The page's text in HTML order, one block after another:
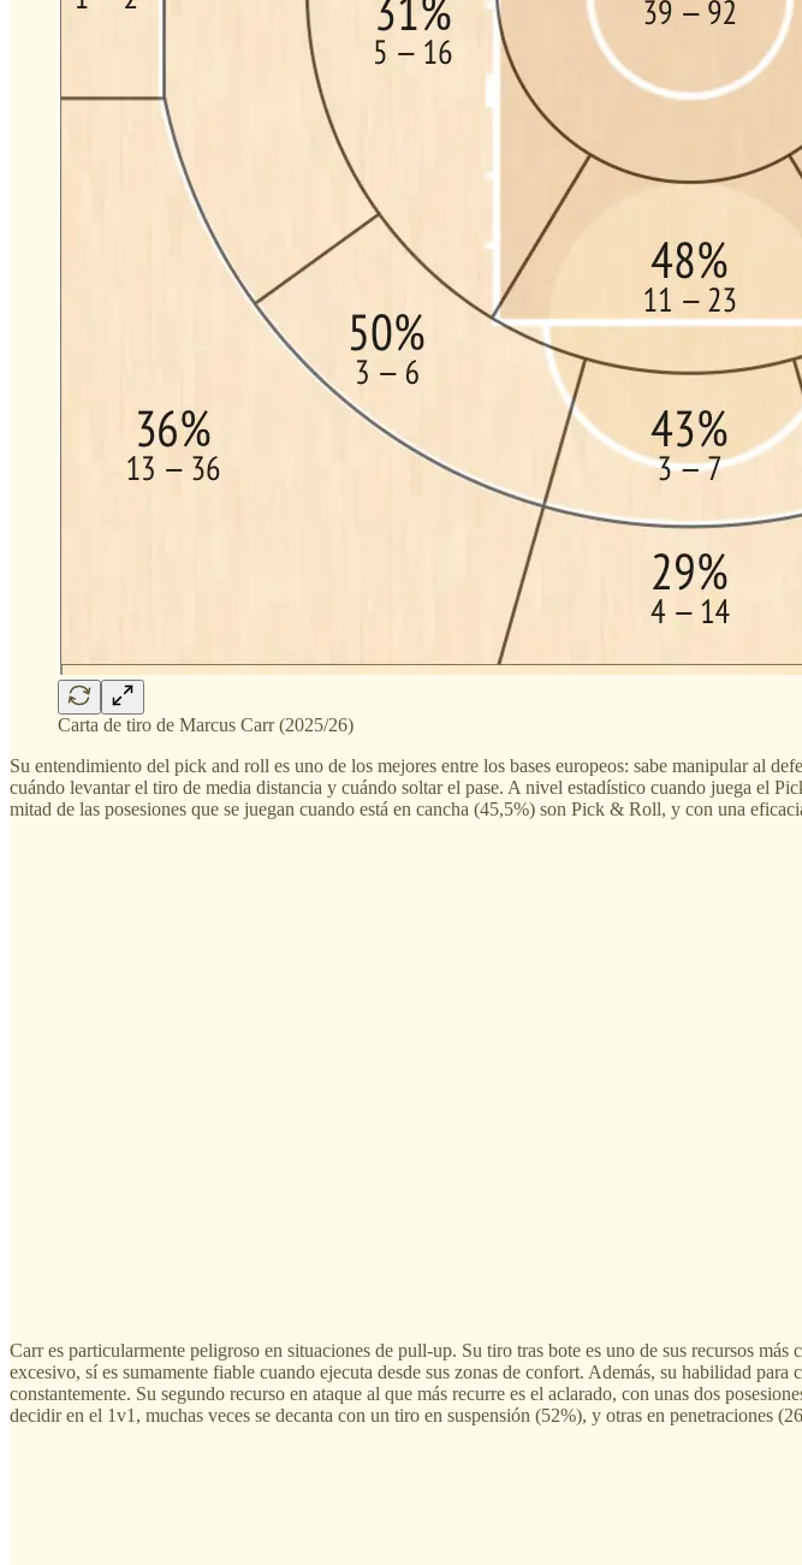
Carta de tiro de Marcus Carr (2025/26)
Su entendimiento del pick and roll es uno de los mejores entre los bases europeos: sabe manipular al
cuándo levantar el tiro de media distancia y cuándo soltar el pase. A nivel estadístico cuando juega el
mitad de las posesiones que se juegan cuando está en cancha (45,5%) son Pick & Roll, y con una
Carr es particularmente peligroso en situaciones de pull-up. Su tiro tras bote es uno de sus recursos
excesivo, sí es sumamente fiable cuando ejecuta desde sus zonas de confort. Además, su habilidad
constantemente. Su segundo recurso en ataque al que más recurre es el aclarado, con unas dos
decidir en el 1v1, muchas veces se decanta con un tiro en suspensión (52%), y otras en penetraciones